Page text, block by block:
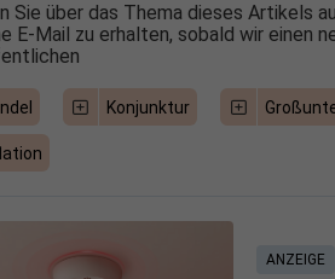
Sie über das Thema dieses Artikels
E-Mail zu erhalten, sobald wir einen
Konjunktur
ANZEIGE